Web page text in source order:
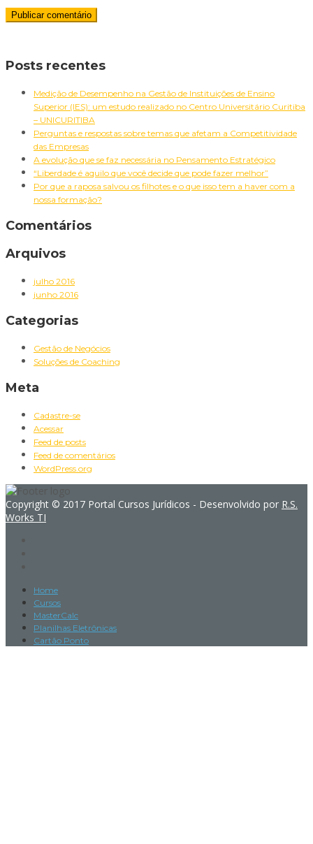
Pesquisar
Posts recentes
Medição de Desempenho na Gestão de Instituições de Ensino
Superior (IES): um estudo realizado no Centro Universitário Curitiba
– UNICURITIBA
Perguntas e respostas sobre temas que afetam a Competitividade
das Empresas
A evolução que se faz necessária no Pensamento Estratégico
“Liberdade é aquilo que você decide que pode fazer melhor”
Por que a raposa salvou os filhotes e o que isso tem a haver com a
nossa formação?
Comentários
Arquivos
julho 2016
junho 2016
Categorias
Gestão de Negócios
Soluções de Coaching
Meta
Cadastre-se
Acessar
Feed de posts
Feed de comentários
WordPress.org
Copyright © 2017 Portal Cursos Jurídicos - Desenvolvido por R.S.
Works TI
Home
Cursos
MasterCalc
Planilhas Eletrônicas
Cartão Ponto